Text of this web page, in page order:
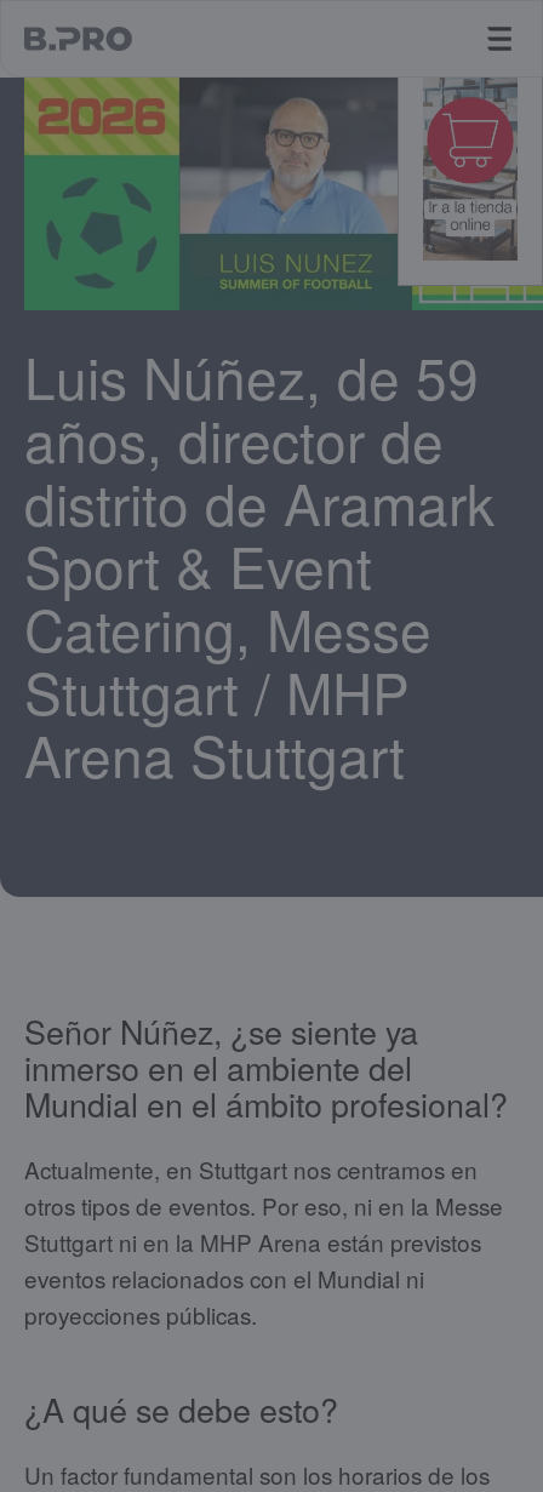
Luis Núñez, de 59
años, director de
distrito de Aramark
Sport & Event
Catering, Messe
Stuttgart / MHP
Arena Stuttgart
Señor Núñez, ¿se siente ya
inmerso en el ambiente del
Mundial en el ámbito profesional?
Actualmente, en Stuttgart nos centramos en
otros tipos de eventos. Por eso, ni en la Messe
Stuttgart ni en la MHP Arena están previstos
eventos relacionados con el Mundial ni
proyecciones públicas.
¿A qué se debe esto?
Un factor fundamental son los horarios de los